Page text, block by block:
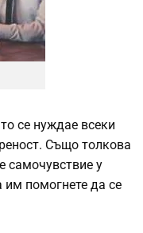
се нуждае всеки
Също толкова
самочувствие у
им помогнете да се